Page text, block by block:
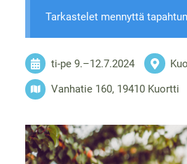
Tarkastelet mennyttä
ti-pe 9.–12.7.2024
Vanhatie 160, 19410 Kuortti